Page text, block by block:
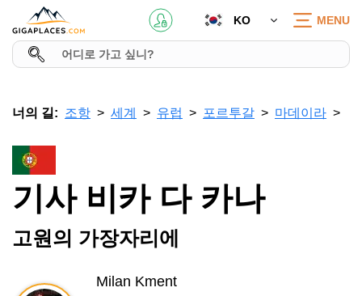
KO MENU
너의 길: 조항 세계 유럽 포르투갈 마데이라
기사 비카 다 카나
고원의 가장자리에
Milan Kment